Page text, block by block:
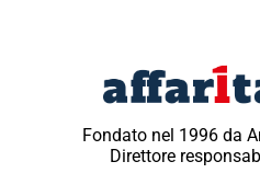
Fondato nel 1996 da
Direttore